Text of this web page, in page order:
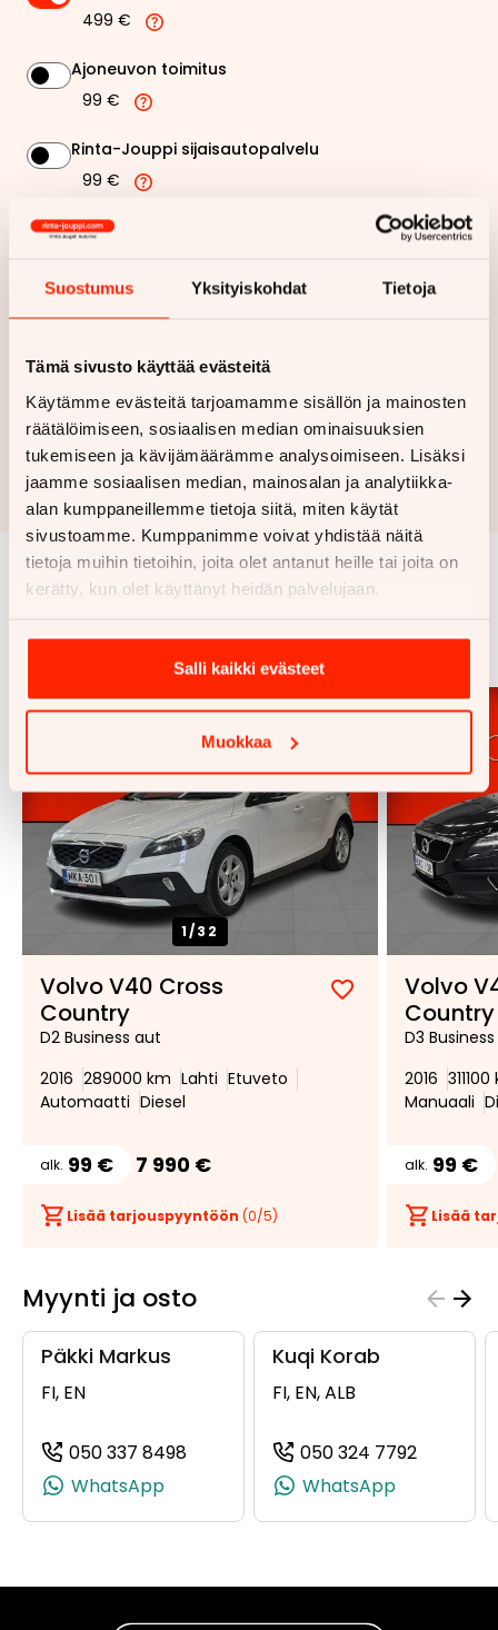
Suostumus Yksityiskohdat Tietoja
Tämä sivusto käyttää evästeitä
Käytämme evästeitä tarjoamamme sisällön ja mainosten
räätälöimiseen, sosiaalisen median ominaisuuksien
tukemiseen ja kävijämäärämme analysoimiseen. Lisäksi
jaamme sosiaalisen median, mainosalan ja analytiikka-
alan kumppaneillemme tietoja siitä, miten käytät
sivustoamme. Kumppanimme voivat yhdistää näitä
tietoja muihin tietoihin, joita olet antanut heille tai joita on
kerätty, kun olet käyttänyt heidän palvelujaan.
Salli kaikki evästeet
Muokkaa
499 €
Ajoneuvon toimitus
99 €
Rinta-Jouppi sijaisautopalvelu
99 €
Näytähintaerittely
Haluan myös tarjouksen vakuutuksesta
Hae rahoitustarjous
Rahoituslaskelma on suuntaa antava ja edellyttää hyväksytyn
luottopäätöksen ja kaskovakuutuksen.
Samankaltaisia ajoneuvoja
Katso kaikki
1/32
Volvo V40 Cross
Country
Lisää
suosikiksi
Poista
suosikeista
D2 Business aut
2016 289000 km Lahti Etuveto
Automaatti Diesel
alk. 99 € 7 990 €
Lisää tarjouspyyntöön (0/5)
Volvo
Country
D3 Business
2016
Manuaali
alk. 99 €
Lisää
Myynti ja osto
Päkki Markus
FI, EN
050 337 8498
(+358503378498, 0503378498,
WhatsApp
Kuqi Korab
FI, EN, ALB
050 324 7792
WhatsApp